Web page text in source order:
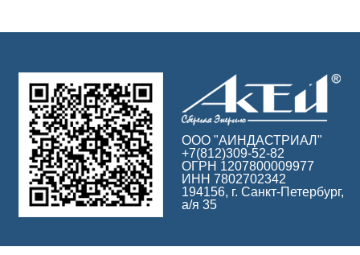
ООО "АИНДАСТРИАЛ"
+7(812)309-52-82
ОГРН 1207800009977
ИНН 7802702342
194156, г. Санкт-Петербург,
а/я 35